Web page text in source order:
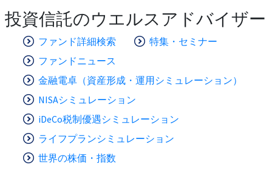
投資信託のウエルスアドバイザー
ファンド詳細検索
特集・セミナー
ファンドニュース
金融電卓（資産形成・運用シミュレーション）
NISAシミュレーション
iDeCo税制優遇シミュレーション
ライフプランシミュレーション
世界の株価・指数